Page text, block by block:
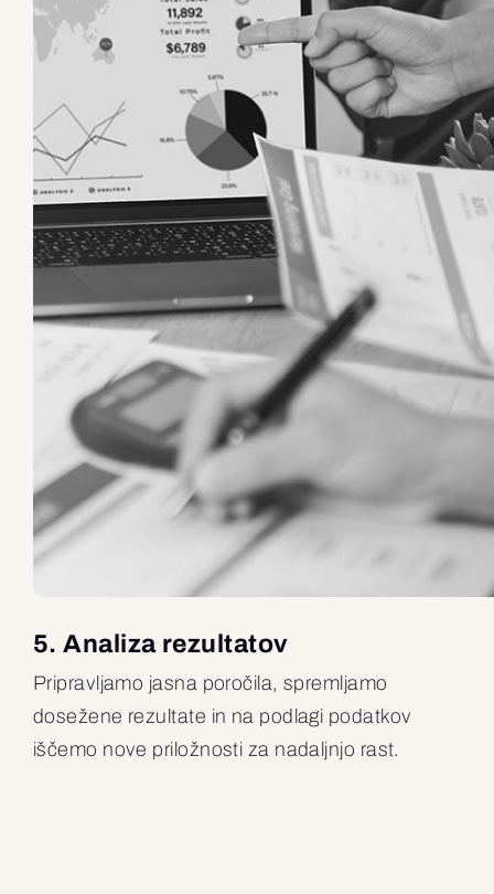
5. Analiza rezultatov
Pripravljamo jasna poročila, spremljamo
dosežene rezultate in na podlagi podatkov
iščemo nove priložnosti za nadaljnjo rast.